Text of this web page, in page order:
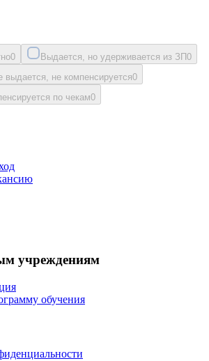
0 Выдается, но удерживается из ЗП0
выдается, не компенсируется0
по чекам0
учреждениям
обучения